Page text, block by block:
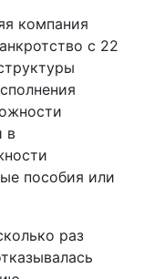
компания
с 22
в
пособия или
раз